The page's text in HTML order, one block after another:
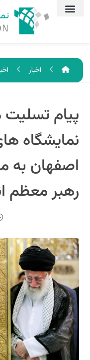
اخبار
پیام
نمایشگاه
اصفهان به
رهبر معظم